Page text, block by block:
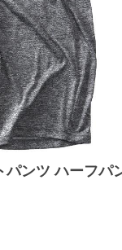
ンツ ハーフパ